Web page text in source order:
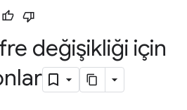
değişikliği için